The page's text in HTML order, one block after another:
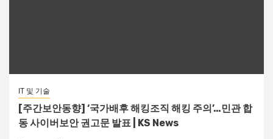
IT 및 기술
[주간보안동향] ‘국가배후 해킹조직 해킹 주의’…민관 합
동 사이버보안 권고문 발표 | KS News